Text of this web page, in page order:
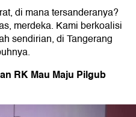
di mana tersanderanya?
merdeka. Kami berkoalisi
sendirian, di Tangerang
RK Mau Maju Pilgub